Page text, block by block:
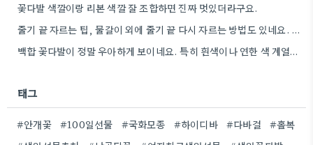
꽃다발 색깔이랑 리본 색깔 잘 조합하면 진짜 멋있더라구요.
줄기 끝 자르는 팁, 물갈이 외에 줄기 끝 다시 자르는 방법도 있네요. 그거 완전 꿀팁인…
백합 꽃다발이 정말 우아하게 보이네요. 특히 흰색이나 연한 색 계열이 안전한 선택인 것 같아요.
태그
#안개꽃 #100일선물 #국화모종 #하이디바 #다바걸
#홀복